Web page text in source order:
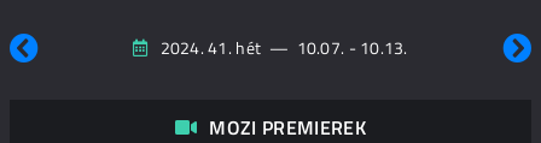
2024. 41. hét — 10.07. - 10.13.
MOZI PREMIEREK